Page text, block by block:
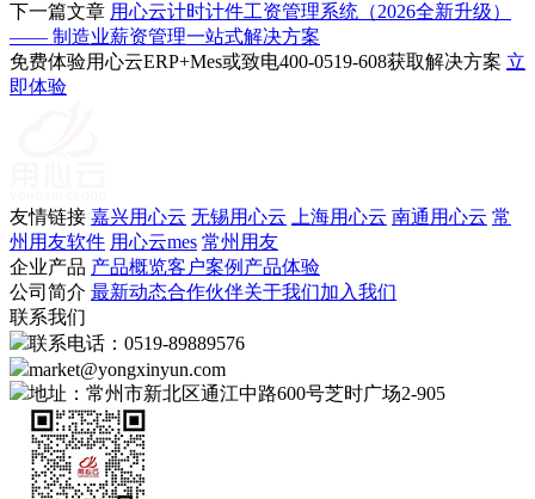
下一篇文章 用心云计时计件工资管理系统（2026全新升级）
—— 制造业薪资管理一站式解决方案
免费体验用心云ERP+Mes或致电400-0519-608获取解决方案 立
即体验
友情链接 嘉兴用心云 无锡用心云 上海用心云 南通用心云 常
州用友软件 用心云mes 常州用友
企业产品 产品概览客户案例 产品体验
公司简介 最新动态合作伙伴关于我们加入我们
联系我们
联系电话：0519-89889576
market@yongxinyun.com
地址：常州市新北区通江中路600号芝时广场2-905